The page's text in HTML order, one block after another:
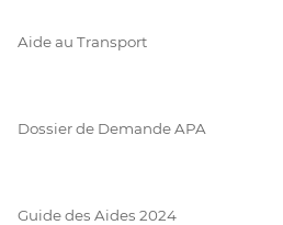
Aide au Transport
Dossier de Demande APA
Guide des Aides 2024